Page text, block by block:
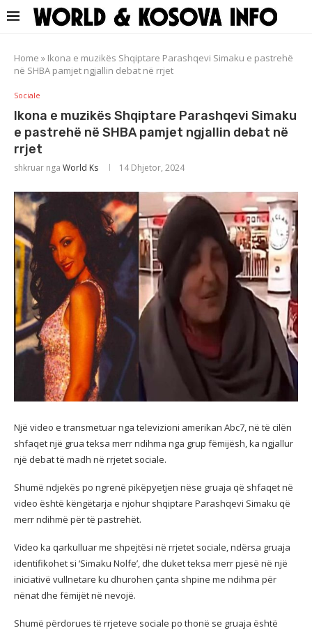
Home » Ikona e muzikës Shqiptare Parashqevi Simaku e pastrehë
në SHBA pamjet ngjallin debat në rrjet
Sociale
Ikona e muzikës Shqiptare Parashqevi Simaku
e pastrehë në SHBA pamjet ngjallin debat në
rrjet
shkruar nga World Ks 14 Dhjetor, 2024
Një video e transmetuar nga televizioni amerikan Abc7, në të cilën
shfaqet një grua teksa merr ndihma nga grup fëmijësh, ka ngjallur
një debat të madh në rrjetet sociale.
Shumë ndjekës po ngrenë pikëpyetjen nëse gruaja që shfaqet në
video është këngëtarja e njohur shqiptare Parashqevi Simaku që
merr ndihmë për të pastrehët.
Video ka qarkulluar me shpejtësi në rrjetet sociale, ndërsa gruaja
identifikohet si ‘Simaku Nolfe’, dhe duket teksa merr pjesë në një
iniciativë vullnetare ku dhurohen çanta shpine me ndihma për
nënat dhe fëmijët në nevojë.
Shumë përdorues të rrjeteve sociale po thonë se gruaja është